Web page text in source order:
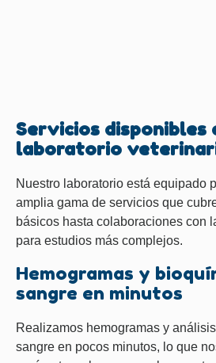
Servicios disponibles
laboratorio
Nuestro laboratorio está equipado
amplia gama de servicios que
básicos hasta colaboraciones con
para estudios más complejos.
Hemogramas y
sangre en minutos
Realizamos hemogramas y
sangre en pocos minutos, lo que